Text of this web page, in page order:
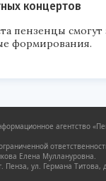
концертов
пензенцы смогут
формирования.
агентство
Елена Муллануровна.
Пенза, ул. Германа Титова,